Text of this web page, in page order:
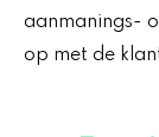
aanmanings-
op met de